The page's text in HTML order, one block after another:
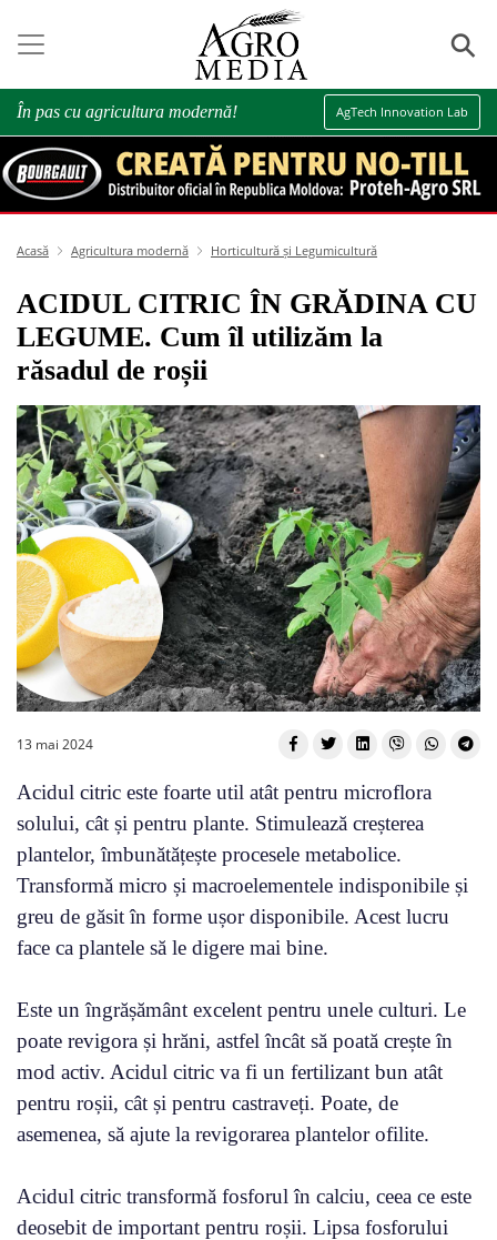
⚲
În pas cu agricultura modernă! AgTech Innovation Lab
Acasă Agricultura modernă Horticultură și Legumicultură
ACIDUL CITRIC ÎN GRĂDINA CU
LEGUME. Cum îl utilizăm la
răsadul de roșii
13 mai 2024
Acidul citric este foarte util atât pentru microflora
solului, cât și pentru plante. Stimulează creșterea
plantelor, îmbunătățește procesele metabolice.
Transformă micro și macroelementele indisponibile și
greu de găsit în forme ușor disponibile. Acest lucru
face ca plantele să le digere mai bine.
Este un îngrășământ excelent pentru unele culturi. Le
poate revigora și hrăni, astfel încât să poată crește în
mod activ. Acidul citric va fi un fertilizant bun atât
pentru roșii, cât și pentru castraveți. Poate, de
asemenea, să ajute la revigorarea plantelor ofilite.
Acidul citric transformă fosforul în calciu, ceea ce este
deosebit de important pentru roșii. Lipsa fosforului